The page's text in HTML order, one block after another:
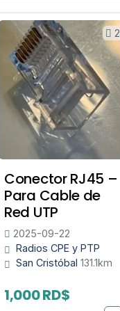
2
Conector RJ45 –
Para Cable de
Red UTP
2025-09-22
Radios CPE y PTP
San Cristóbal 131.1km
1,000 RD$